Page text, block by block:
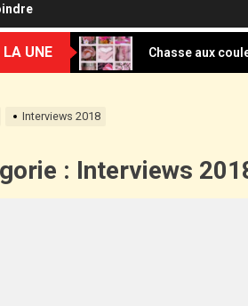
LA UNE Lecture
Appel à
Lecture
Sortie à la cascade de
Interviews 2018
: Interviews